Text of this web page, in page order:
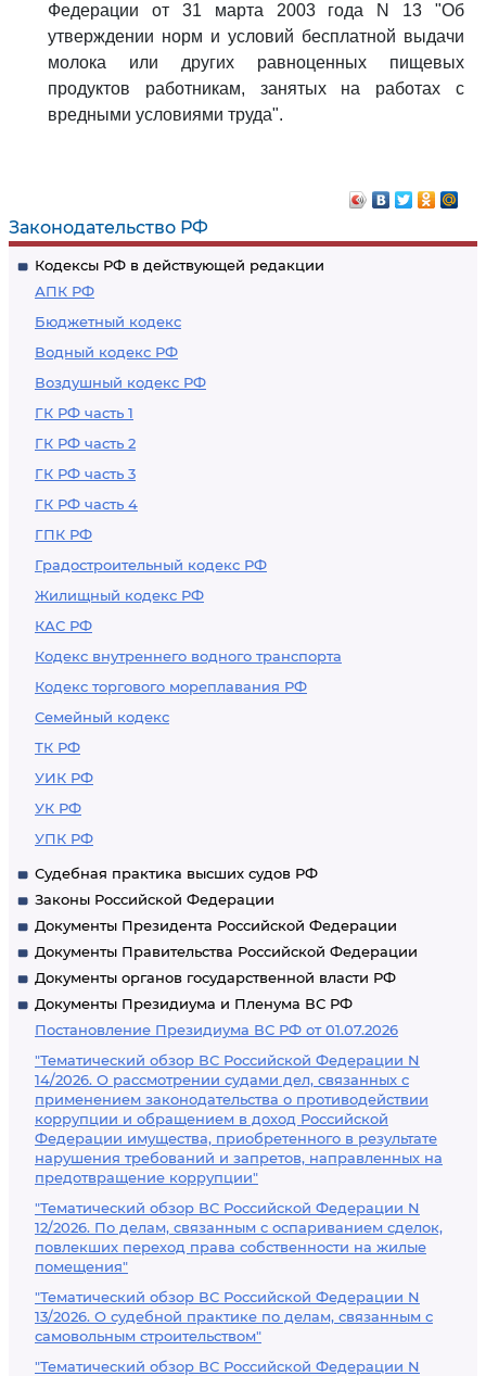
Законодательство РФ
Кодексы РФ в действующей редакции
АПК РФ
Бюджетный кодекс
Водный кодекс РФ
Воздушный кодекс РФ
ГК РФ часть 1
ГК РФ часть 2
ГК РФ часть 3
ГК РФ часть 4
ГПК РФ
Градостроительный кодекс РФ
Жилищный кодекс РФ
КАС РФ
Кодекс внутреннего водного транспорта
Кодекс торгового мореплавания РФ
Семейный кодекс
ТК РФ
УИК РФ
УК РФ
УПК РФ
Судебная практика высших судов РФ
Законы Российской Федерации
Документы Президента Российской Федерации
Документы Правительства Российской Федерации
Документы органов государственной власти РФ
Документы Президиума и Пленума ВС РФ
Постановление Президиума ВС РФ от 01.07.2026
"Тематический обзор ВС Российской Федерации N
14/2026. О рассмотрении судами дел, связанных с
применением законодательства о противодействии
коррупции и обращением в доход Российской
Федерации имущества, приобретенного в результате
нарушения требований и запретов, направленных на
предотвращение коррупции"
"Тематический обзор ВС Российской Федерации N
12/2026. По делам, связанным с оспариванием сделок,
повлекших переход права собственности на жилые
помещения"
"Тематический обзор ВС Российской Федерации N
13/2026. О судебной практике по делам, связанным с
самовольным строительством"
"Тематический обзор ВС Российской Федерации N
Федерации от 31 марта 2003 года N 13 "Об
утверждении норм и условий бесплатной выдачи
молока или других равноценных пищевых
продуктов работникам, занятых на работах с
вредными условиями труда".